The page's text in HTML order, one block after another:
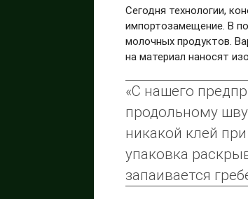
Сегодня технологии,
импортозамещение. В
молочных продуктов.
на материал наносят
«С нашего
продольному
никакой клей
упаковка
запаивается